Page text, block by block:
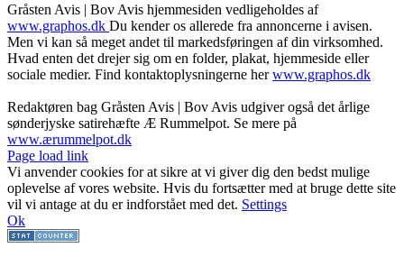
Gråsten Avis | Bov Avis hjemmesiden vedligeholdes af
www.graphos.dk Du kender os allerede fra annoncerne i avisen.
Men vi kan så meget andet til markedsføringen af din virksomhed.
Hvad enten det drejer sig om en folder, plakat, hjemmeside eller
sociale medier. Find kontaktoplysningerne herwww.graphos.dk
Redaktøren bag Gråsten Avis | Bov Avis udgiver også det årlige
sønderjyske satirehæfte Æ Rummelpot. Se mere på
www.ærummelpot.dk
Facebook
Facebook
Facebook
Facebook
Instagram
Instagram
Instagram
LinkedIn
Page load link
Vi anvender cookies for at sikre at vi giver dig den bedst mulige
oplevelse af vores website. Hvis du fortsætter med at bruge dette site
vil vi antage at du er indforstået med det. Settings
Ok
Go